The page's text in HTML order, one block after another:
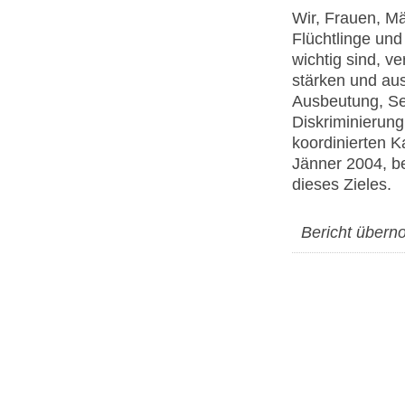
Wir, Frauen,
Flüchtlinge
wichtig sind,
stärken und
Ausbeutung,
koordinierten
Jänner 2004,
dieses Zieles.
Bericht